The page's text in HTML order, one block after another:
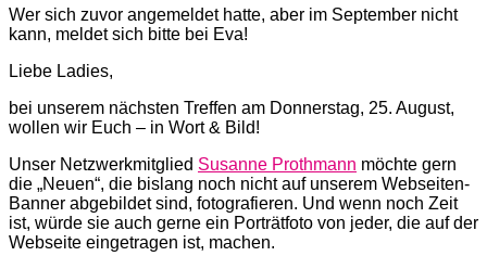
Wer sich zuvor angemeldet hatte, aber im September nicht
kann, meldet sich bitte bei Eva!
Liebe Ladies,
bei unserem nächsten Treffen am Donnerstag, 25. August,
wollen wir Euch – in Wort & Bild!
Unser Netzwerkmitglied Susanne Prothmann möchte gern
die „Neuen“, die bislang noch nicht auf unserem Webseiten-
Banner abgebildet sind, fotografieren. Und wenn noch Zeit
ist, würde sie auch gerne ein Porträtfoto von jeder, die auf der
Webseite eingetragen ist, machen.